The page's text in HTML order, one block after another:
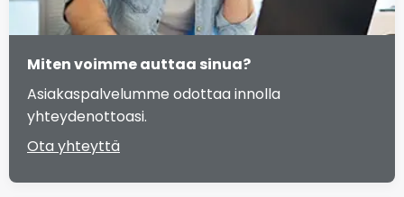
Miten voimme auttaa sinua?
Asiakaspalvelumme odottaa innolla
yhteydenottoasi.
Ota yhteyttä